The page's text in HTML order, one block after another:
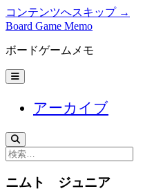
コンテンツへスキップ →
Board Game Memo
ボードゲームメモ
メ
開
く
アーカイブ
検
ニムト ジュニア